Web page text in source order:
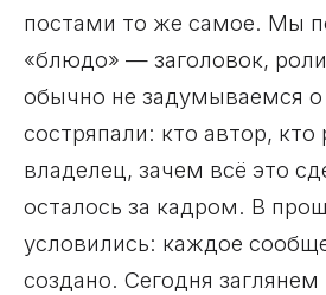
постами то же самое. Мы
«блюдо» — заголовок,
обычно не задумываемся о
состряпали: кто автор, кто
владелец, зачем всё это
осталось за кадром. В
условились: каждое
создано. Сегодня